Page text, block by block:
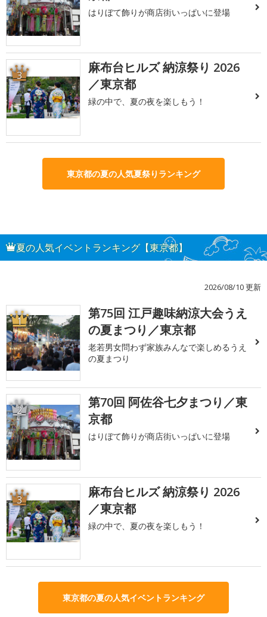
はりぼて飾りが商店街いっぱいに登場
3
麻布台ヒルズ 納涼祭り 2026
／東京都
緑の中で、夏の夜を楽しもう！
東京都の夏の人気夏祭りランキング
夏の人気イベントランキング【東京都】
2026/08/10 更新
1
第75回 江戸趣味納涼大会うえ
の夏まつり／東京都
老若男女問わず家族みんなで楽しめるうえ
の夏まつり
2
第70回 阿佐谷七夕まつり／東
京都
はりぼて飾りが商店街いっぱいに登場
3
麻布台ヒルズ 納涼祭り 2026
／東京都
緑の中で、夏の夜を楽しもう！
東京都の夏の人気イベントランキング